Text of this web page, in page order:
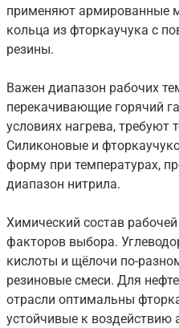
применяют армированные
кольца из фторкаучука с
резины.
Важен диапазон рабочих
перекачивающие горячий
условиях нагрева, требуют
Силиконовые и
форму при температурах,
диапазон нитрила.
Химический состав
факторов выбора.
кислоты и щёлочи по-
резиновые смеси. Для
отрасли оптимальны
устойчивые к воздействию